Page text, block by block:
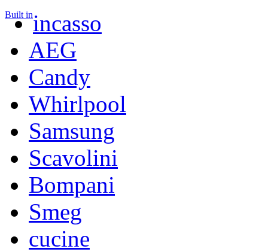
Built inincasso
AEG
Candy
Whirlpool
Samsung
Scavolini
Bompani
Smeg
cucine